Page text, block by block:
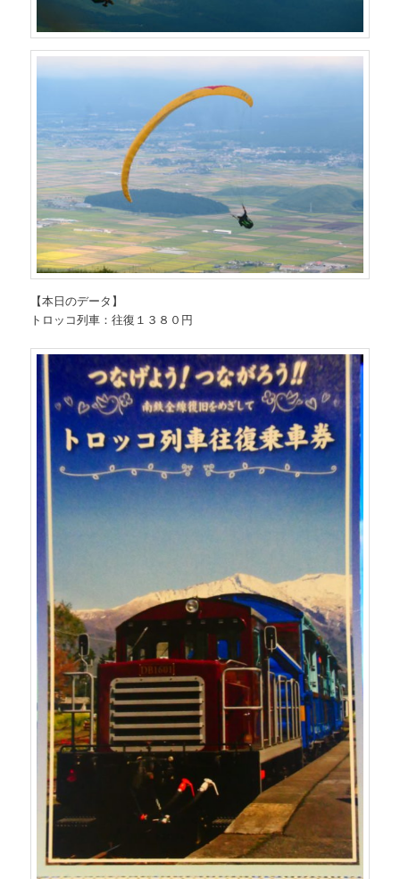
【本日のデータ】
トロッコ列車：往復１３８０円